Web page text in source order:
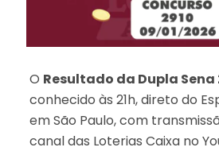
O Resultado da Dupla Sena
conhecido às 21h, direto do
em São Paulo, com
canal das Loterias Caixa no